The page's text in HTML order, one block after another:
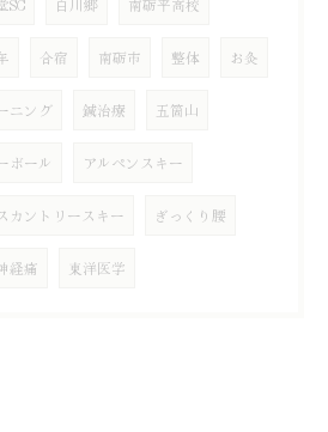
SC 白川郷 南砺平高校
合宿 南砺市 整体 お灸
ニング 鍼治療 五箇山
ボール アルペンスキー
カントリースキー ぎっくり腰
経痛 東洋医学